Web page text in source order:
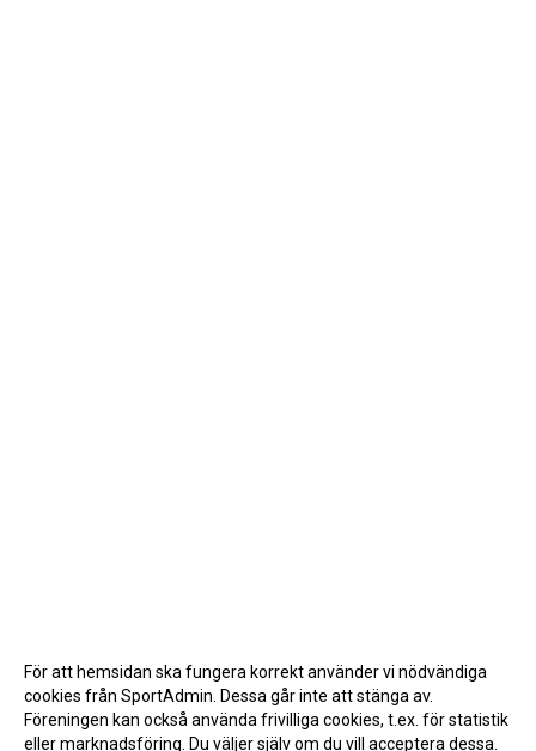
För att hemsidan ska fungera korrekt använder vi nödvändiga
cookies från SportAdmin. Dessa går inte att stänga av.
Föreningen kan också använda frivilliga cookies, t.ex. för statistik
eller marknadsföring. Du väljer själv om du vill acceptera dessa.